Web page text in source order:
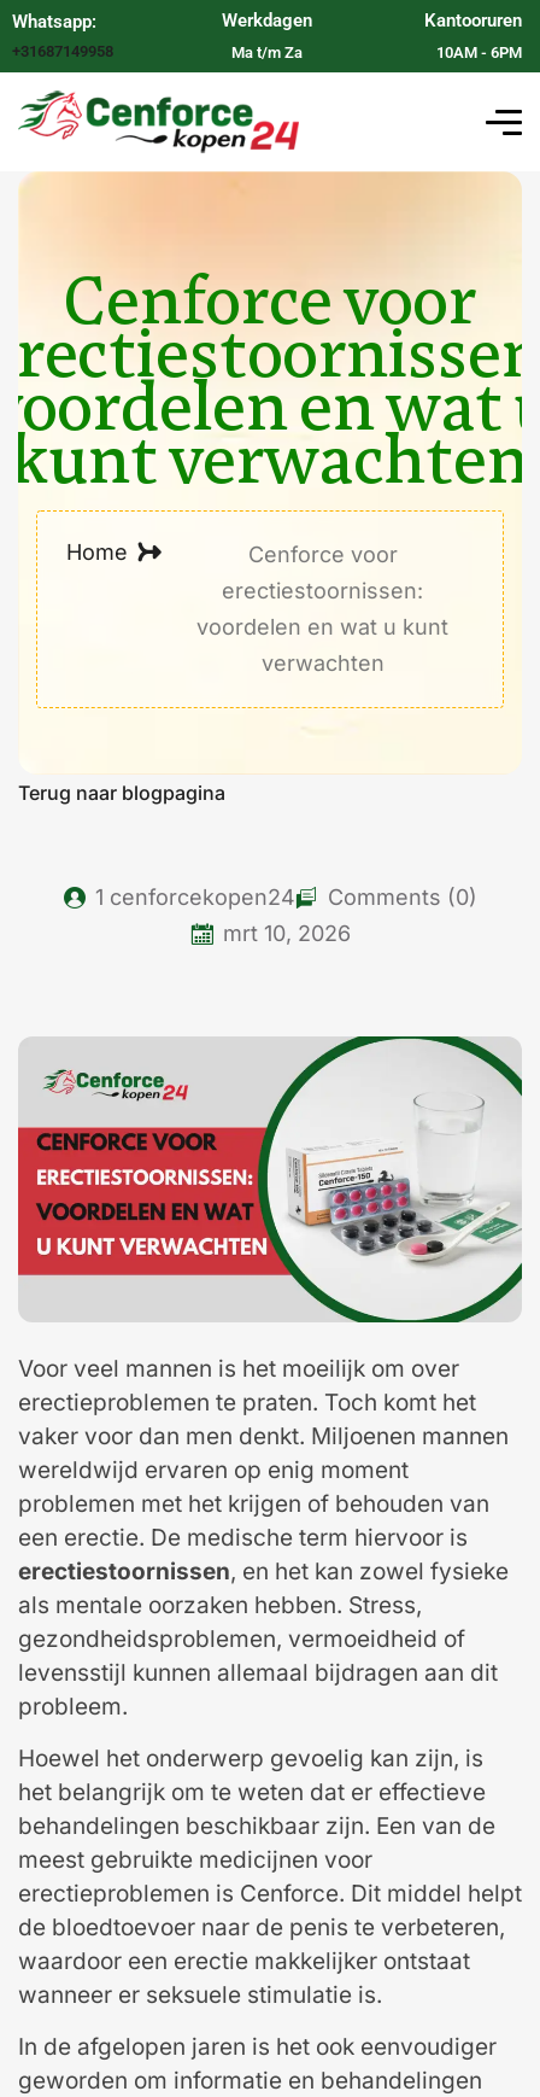
Whatsapp:
+31687149958
Werkdagen
Ma t/m Za
Kantooruren
10AM - 6PM
Cenforce voor
en wat
kunt verwachten
Home
Cenforce voor
erectiestoornissen:
voordelen en wat u kunt
verwachten
Terug naar blogpagina
1 cenforcekopen24
Comments (0)
mrt 10, 2026
Voor veel mannen is het moeilijk om over
erectieproblemen te praten. Toch komt het
vaker voor dan men denkt. Miljoenen mannen
wereldwijd ervaren op enig moment
problemen met het krijgen of behouden van
een erectie. De medische term hiervoor is
erectiestoornissen, en het kan zowel fysieke
als mentale oorzaken hebben. Stress,
gezondheidsproblemen, vermoeidheid of
levensstijl kunnen allemaal bijdragen aan dit
probleem.
Hoewel het onderwerp gevoelig kan zijn, is
het belangrijk om te weten dat er effectieve
behandelingen beschikbaar zijn. Een van de
meest gebruikte medicijnen voor
erectieproblemen is Cenforce. Dit middel helpt
de bloedtoevoer naar de penis te verbeteren,
waardoor een erectie makkelijker ontstaat
wanneer er seksuele stimulatie is.
In de afgelopen jaren is het ook eenvoudiger
geworden om informatie en behandelingen